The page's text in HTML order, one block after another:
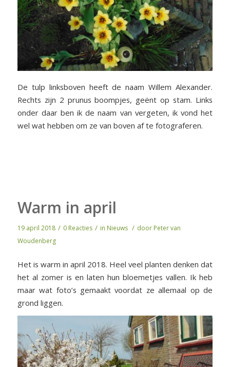
De tulp linksboven heeft de naam Willem Alexander.
Rechts zijn 2 prunus boompjes, geënt op stam. Links
onder daar ben ik de naam van vergeten, ik vond het
wel wat hebben om ze van boven af te fotograferen.
Warm in april
19 april 2018 / 0 Reacties / in Nieuws / door Peter van
Woudenberg
Het is warm in april 2018. Heel veel planten denken dat
het al zomer is en laten hun bloemetjes vallen. Ik heb
maar wat foto’s gemaakt voordat ze allemaal op de
grond liggen.